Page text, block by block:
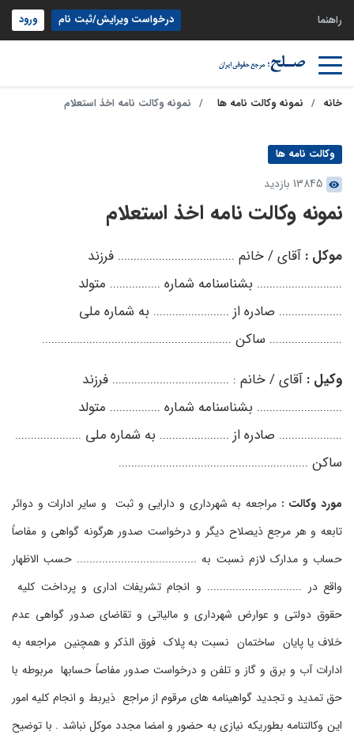
راهنما درخواست ویرایش/ثبت نام ورود
خانه نمونه وکالت نامه ها نمونه وکالت نامه اخذ استعلام
وکالت نامه ها
13845 بازدید
نمونه وکالت نامه اخذ استعلام
موکل : آقای / خانم ..................................... فرزند
........................... بشناسنامه شماره ................ متولد
.................... صادره از ........................ به شماره ملی
....................... ساکن ............................................................
وکیل : آقای / خانم : ..................................... فرزند
........................... بشناسنامه شماره ................ متولد
.................... صادره از ...................... به شماره ملی .....................
ساکن ............................................................
مورد وکالت : مراجعه به شهرداری و دارایی و ثبت و سایر ادارات و دوائر
تابعه و هر مرجع ذیصلاح دیگر و درخواست صدور هرگونه گواهی و مفاصاً
حساب و مدارک لازم نسبت به ...................................... حسب الاظهار
واقع در .............................. و انجام تشریفات اداری و پرداخت کلیه
حقوق دولتی و عوارض شهرداری و مالیاتی و تقاضای صدور گواهی عدم
خلاف یا پایان ساختمان نسبت به پلاک فوق الذکر و همچنین مراجعه به
ادارات آب و برق و گاز و تلفن و درخواست صدور مفاصاً حسابها مربوطه با
حق تمدید و تجدید گواهینامه های مرقوم از مراجع ذیربط و انجام کلیه امور
این وکالتنامه بطوریکه نیازی به حضور و امضا مجدد موکل نباشد . با توضیح